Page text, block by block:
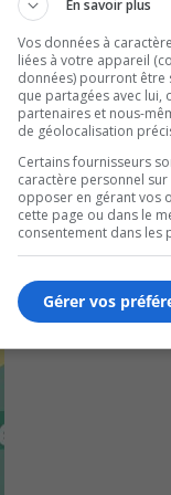
friandises au
n’oublie pas M.
En savoir plus
Vos données à
liées à votre appareil
données) pourront être
que partagées avec lui,
partenaires et nous-
de géolocalisation
Certains fournisseurs
caractère personnel
opposer en gérant vos
cette page ou dans le
consentement dans les
Gérer vos